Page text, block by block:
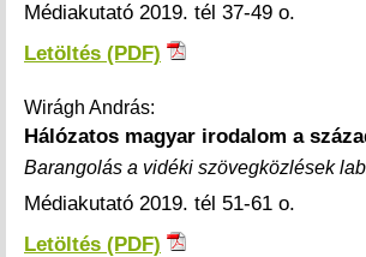
Médiakutató 2019. tél 37-49 o.
Letöltés (PDF)
Wirágh András:
Hálózatos magyar irodalom a
Barangolás a vidéki szövegközlések
Médiakutató 2019. tél 51-61 o.
Letöltés (PDF)